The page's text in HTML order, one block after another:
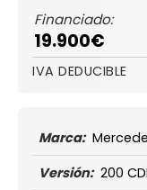
Financiado:
19.900€
IVA DEDUCIBLE
Marca:
Versión: 200 CDI